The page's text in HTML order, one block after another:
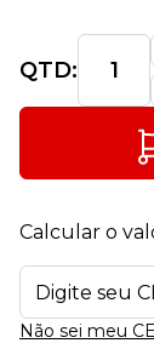
QTD:
Calcular o
Não sei meu